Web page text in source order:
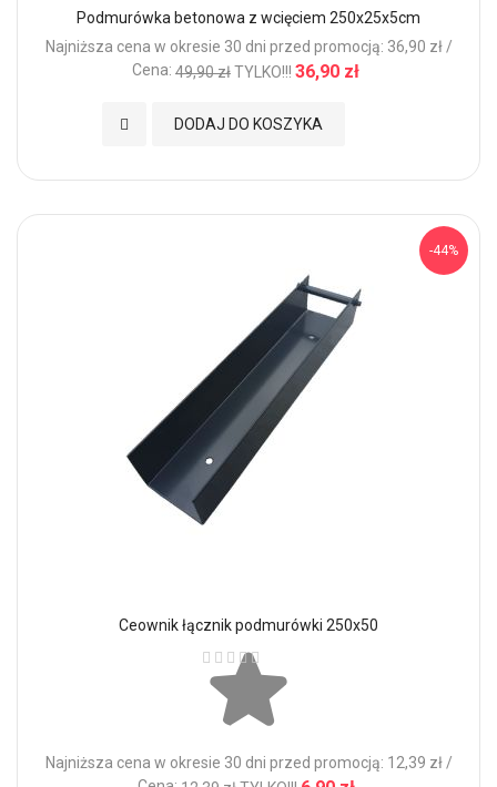
Podmurówka betonowa z wcięciem 250x25x5cm
Najniższa cena w okresie 30 dni przed promocją: 36,90 zł /
Cena: 49,90 złTYLKO!!! 36,90 zł
DODAJ DO KOSZYKA
Dodaj do Ulubionych
-44%
Ceownik łącznik podmurówki 250x50
Ocena:
Najniższa cena w okresie 30 dni przed promocją: 12,39 zł /